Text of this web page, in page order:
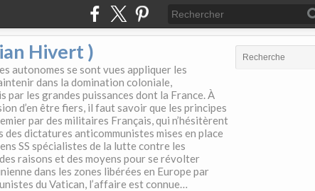
Hivert )
autonomes se sont vues appliquer les
dans la domination coloniale,
les grandes puissances dont la France. À
d’en être fiers, il faut savoir que les principes
par des militaires Français, qui n’hésitèrent
dictatures anticommunistes mises en place
SS spécialistes de la lutte contre les
raisons et des moyens pour se révolter
dans les zones libérées en Europe par
du Vatican, l’affaire est connue…